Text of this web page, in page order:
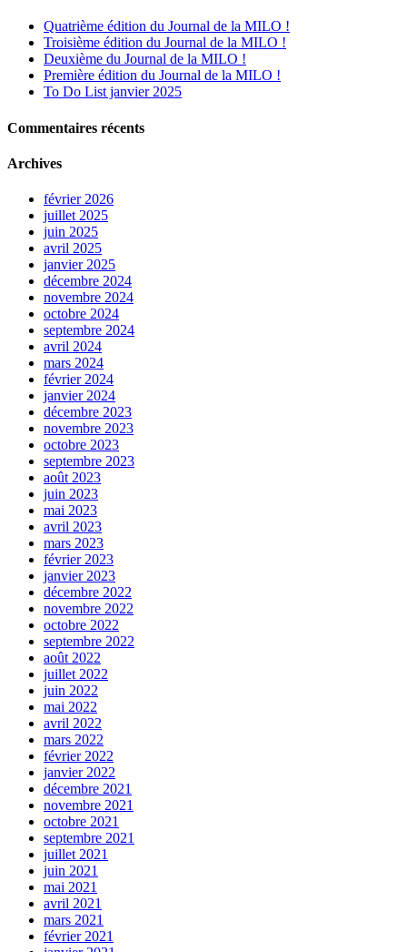
Quatrième édition du Journal de la MILO !
Troisième édition du Journal de la MILO !
Deuxième du Journal de la MILO !
Première édition du Journal de la MILO !
To Do List janvier 2025
Commentaires récents
Archives
février 2026
juillet 2025
juin 2025
avril 2025
janvier 2025
décembre 2024
novembre 2024
octobre 2024
septembre 2024
avril 2024
mars 2024
février 2024
janvier 2024
décembre 2023
novembre 2023
octobre 2023
septembre 2023
août 2023
juin 2023
mai 2023
avril 2023
mars 2023
février 2023
janvier 2023
décembre 2022
novembre 2022
octobre 2022
septembre 2022
août 2022
juillet 2022
juin 2022
mai 2022
avril 2022
mars 2022
février 2022
janvier 2022
décembre 2021
novembre 2021
octobre 2021
septembre 2021
juillet 2021
juin 2021
mai 2021
avril 2021
mars 2021
février 2021